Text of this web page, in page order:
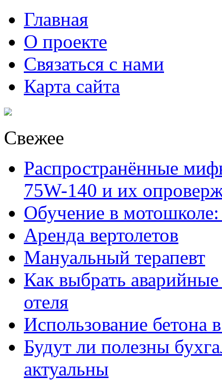
Главная
О проекте
Связаться с нами
Карта сайта
Свежее
Распространённые
75W-140 и их
Обучение в
Аренда вертолетов
Мануальный терапевт
Как выбрать
отеля
Использование бетона
Будут ли полезны
актуальны